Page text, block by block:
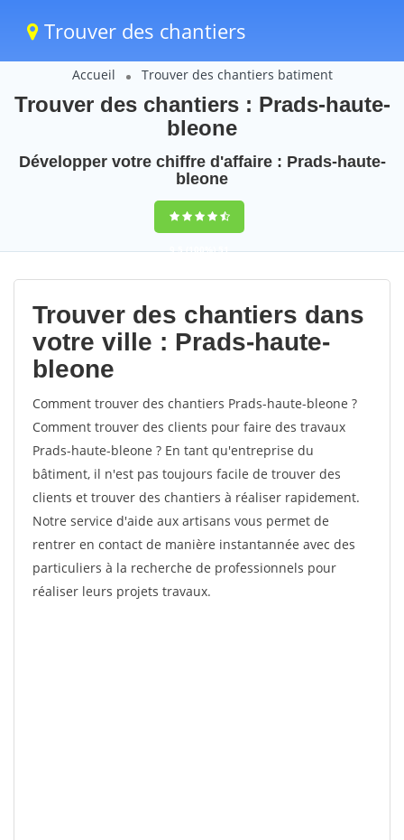
Trouver des chantiers
Accueil Trouver des chantiers batiment
Trouver des chantiers : Prads-haute-
bleone
Développer votre chiffre d'affaire : Prads-haute-
bleone
9,5(100%)51
votes
Trouver des chantiers dans
votre ville : Prads-haute-
bleone
Comment trouver des chantiers Prads-haute-bleone ?
Comment trouver des clients pour faire des travaux
Prads-haute-bleone ? En tant qu'entreprise du
bâtiment, il n'est pas toujours facile de trouver des
clients et trouver des chantiers à réaliser rapidement.
Notre service d'aide aux artisans vous permet de
rentrer en contact de manière instantannée avec des
particuliers à la recherche de professionnels pour
réaliser leurs projets travaux.